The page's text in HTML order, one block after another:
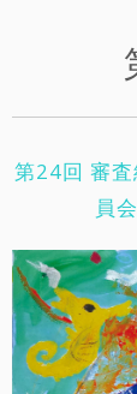
第24回 審
員